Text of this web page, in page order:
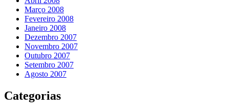
Março 2008
Fevereiro 2008
Janeiro 2008
Dezembro 2007
Novembro 2007
Outubro 2007
Setembro 2007
Agosto 2007
Categorias